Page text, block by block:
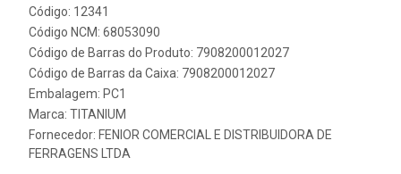
Código: 12341
Código NCM: 68053090
Código de Barras do Produto: 7908200012027
Código de Barras da Caixa: 7908200012027
Embalagem: PC1
Marca: TITANIUM
Fornecedor: FENIOR COMERCIAL E DISTRIBUIDORA DE
FERRAGENS LTDA